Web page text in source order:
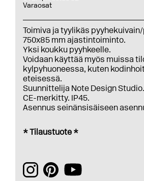
Varaosat
Toimiva ja tyylikäs
750x85 mm ajastintoiminto.
Yksi koukku pyyhkeelle.
Voidaan käyttää myös muissa
kylpyhuoneessa, kuten
eteisessä.
Suunnittelija Note Design Studio.
CE-merkitty. IP45.
Asennus seinänsisäiseen
* Tilaustuote *